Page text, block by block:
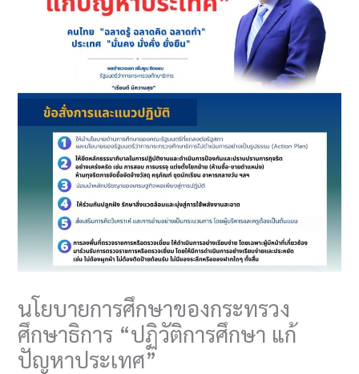
นโยบายการศึกษาของกระทรวง
ศึกษาธิการ “ปฏิวัติการศึกษา แก้
ปัญหาประเทศ”